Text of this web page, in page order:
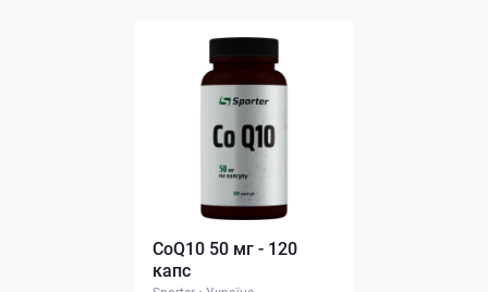
CoQ10 50 мг - 120
капс